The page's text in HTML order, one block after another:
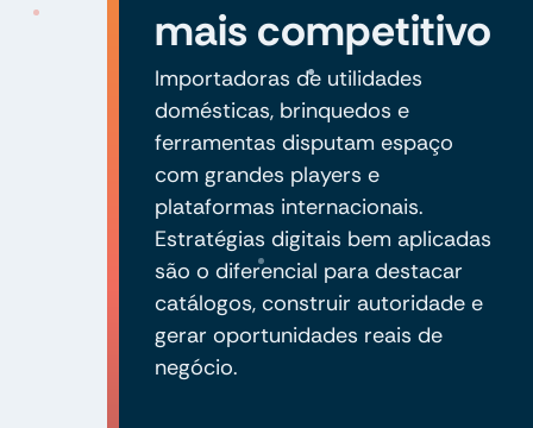
mais competitivo
Importadoras de utilidades
domésticas, brinquedos e
ferramentas disputam espaço
com grandes players e
plataformas internacionais.
Estratégias digitais bem aplicadas
são o diferencial para destacar
catálogos, construir autoridade e
gerar oportunidades reais de
negócio.